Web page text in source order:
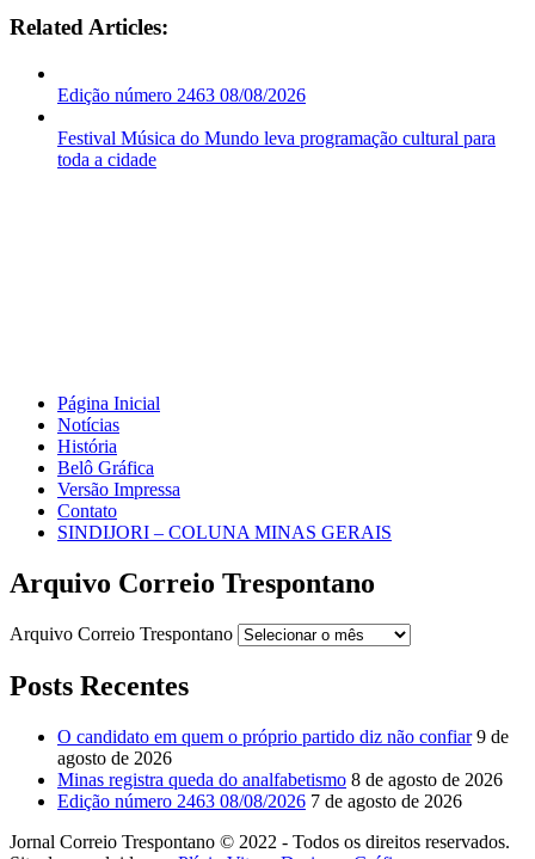
Related Articles:
Edição número 2463 08/08/2026
Festival Música do Mundo leva programação cultural para
toda a cidade
Página Inicial
Notícias
História
Belô Gráfica
Versão Impressa
Contato
SINDIJORI – COLUNA MINAS GERAIS
Arquivo Correio Trespontano
Arquivo Correio Trespontano
Posts Recentes
O candidato em quem o próprio partido diz não confiar 9 de
agosto de 2026
Minas registra queda do analfabetismo 8 de agosto de 2026
Edição número 2463 08/08/2026 7 de agosto de 2026
Jornal Correio Trespontano © 2022 - Todos os direitos reservados.